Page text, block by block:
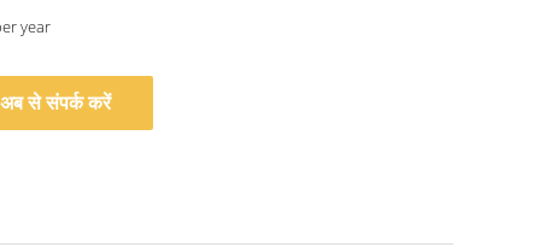
year
अब से संपर्क करें